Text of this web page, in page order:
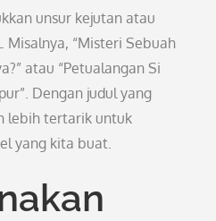
unsur kejutan atau
Misalnya, “Misteri Sebuah
atau “Petualangan Si
Dengan judul yang
lebih tertarik untuk
yang kita buat.